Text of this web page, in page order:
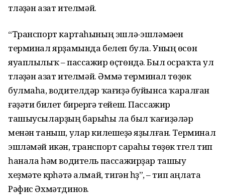
түләүҙән азат ителмәй.
“Транспорт картаһының эшләү-эшләмәүен
терминал ярҙамында белеп була. Уның өсөн
яуаплылыҡ – пассажир өҫтөндә. Был осраҡта ул
түләүҙән азат ителмәй. Әммә терминал төҙөк
булмаһа, водителдәр ҡағиҙә буйынса ҡаралған
ғәҙәти билет бирергә тейеш. Пассажир
ташыусыларҙың барыһы ла был ҡағиҙәләр
менән таныш, улар килешеүҙә яҙылған. Терминал
эшләмәй икән, транспорт сараһы төҙөк түгел тип
һанала һәм водитель пассажирҙар ташыу
хеҙмәте күрһәтә алмай, тигән һүҙ”, – тип аңлата
Рәфис Әхмәтдинов.